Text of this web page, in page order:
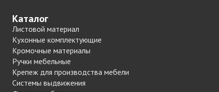
Каталог
Листовой материал
Кухонные комплектующие
Кромочные материалы
Ручки мебельные
Крепеж для производства мебели
Системы выдвижения